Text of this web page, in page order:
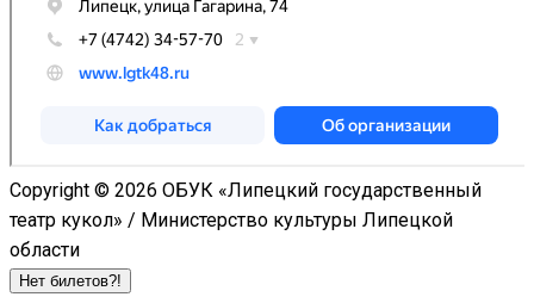
Copyright © 2026 ОБУК «Липецкий государственный
театр кукол» / Министерство культуры Липецкой
области
Нет билетов?!